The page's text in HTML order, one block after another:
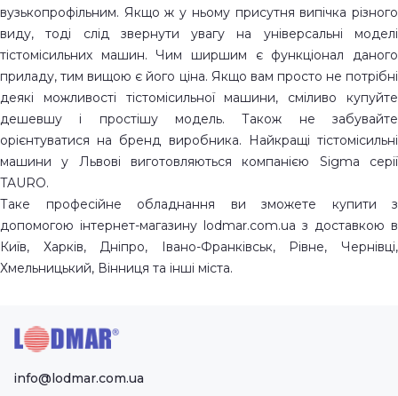
вузькопрофільним. Якщо ж у ньому присутня випічка різного
виду, тоді слід звернути увагу на універсальні моделі
тістомісильних машин. Чим ширшим є функціонал даного
приладу, тим вищою є його ціна. Якщо вам просто не потрібні
деякі можливості тістомісильної машини, сміливо купуйте
дешевшу і простішу модель. Також не забувайте
орієнтуватися на бренд виробника. Найкращі тістомісильні
машини у Львові виготовляються компанією Sigma серії
TAURO.
Таке професійне обладнання ви зможете купити з
допомогою інтернет-магазину lodmar.com.ua з доставкою в
Київ, Харків, Дніпро, Івано-Франківськ, Рівне, Чернівці,
Хмельницький, Вінниця та інші міста.
info@lodmar.com.ua